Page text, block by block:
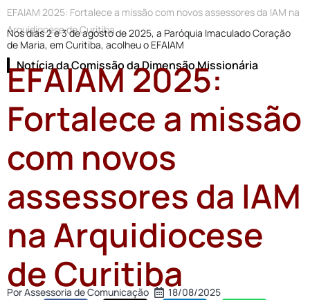
EFAIAM 2025: Fortalece a missão com novos assessores da IAM na
Arquidiocese de Curitiba
Nos dias 2 e 3 de agosto de 2025, a Paróquia Imaculado Coração
de Maria, em Curitiba, acolheu o EFAIAM
Notícia da Comissão da Dimensão Missionária
EFAIAM 2025:
Fortalece a missão
com novos
assessores da IAM
na Arquidiocese
de Curitiba
PorAssessoria de Comunicação 18/08/2025